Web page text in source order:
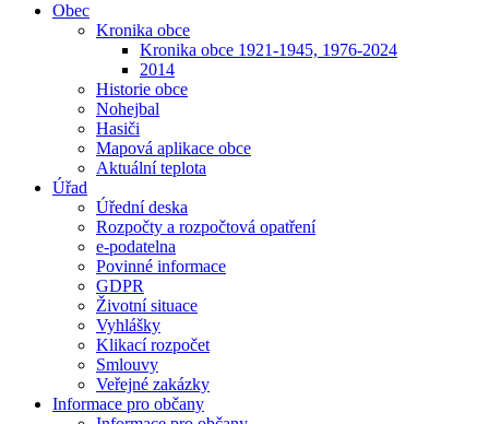
Obec
Kronika obce
Kronika obce 1921-1945, 1976-2024
2014
Historie obce
Nohejbal
Hasiči
Mapová aplikace obce
Aktuální teplota
Úřad
Úřední deska
Rozpočty a rozpočtová opatření
e-podatelna
Povinné informace
GDPR
Životní situace
Vyhlášky
Klikací rozpočet
Smlouvy
Veřejné zakázky
Informace pro občany